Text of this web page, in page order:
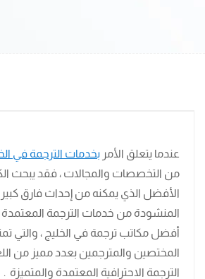
عندما يتعلق الأمر بخدمات الترجمة في
من التخصصات والمجالات ، فقد يبحث
الأفضل الذي يمكنه من إحداث فارق
المنشودة من خدمات الترجمة المعتمدة
أفضل مكاتب ترجمة في الخليج ، والتي
المختصين والمترجمين بعدد مميز من
الترجمة الاحترافية المعتمدة والمتميزة .